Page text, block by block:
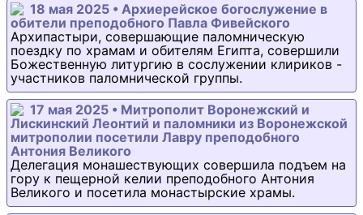
18 мая 2025 • Архиерейское богослужение в
обители преподобного Павла Фивейского
Архипастыри, совершающие паломническую
поездку по храмам и обителям Египта, совершили
Божественную литургию в сослужении клириков -
участников паломнической группы.
17 мая 2025 • Митрополит Воронежский и
Лискинский Леонтий и паломники из Воронежской
митрополии посетили Лавру преподобного
Антония Великого
Делегация монашествующих совершила подъем на
гору к пещерной келии преподобного Антония
Великого и посетила монастырские храмы.